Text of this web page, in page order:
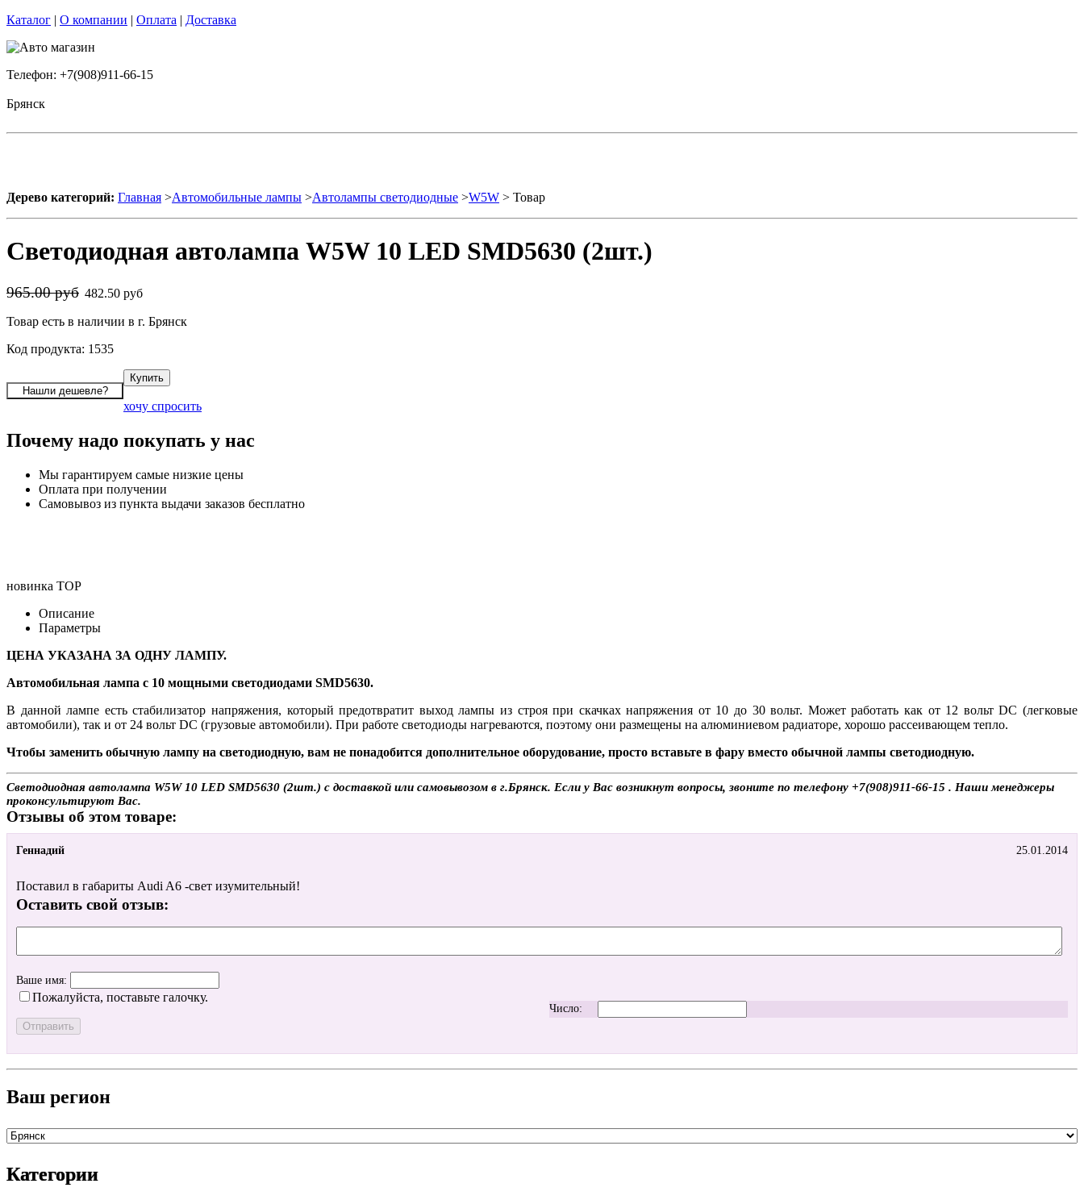
Каталог | О компании | Оплата | Доставка
Телефон: +7(908)911-66-15
Брянск
Дерево категорий: Главная >Автомобильные лампы >Автолампы светодиодные >W5W > Товар
Светодиодная автолампа W5W 10 LED SMD5630 (2шт.)
965.00 руб 482.50 руб
Товар есть в наличии в г. Брянск
Код продукта: 1535
хочу спросить
Почему надо покупать у нас
Мы гарантируем самые низкие цены
Оплата при получении
Самовывоз из пункта выдачи заказов бесплатно
новинка TOP
Описание
Параметры
ЦЕНА УКАЗАНА ЗА ОДНУ ЛАМПУ.
Автомобильная лампа с 10 мощными светодиодами SMD5630.
В данной лампе есть стабилизатор напряжения, который предотвратит выход лампы из строя при скачках напряжения от 10 до 30 вольт. Может работать как от 12 вольт DC (легковые
автомобили), так и от 24 вольт DC (грузовые автомобили). При работе светодиоды нагреваются, поэтому они размещены на алюминиевом радиаторе, хорошо рассеивающем тепло.
Чтобы заменить обычную лампу на светодиодную, вам не понадобится дополнительное оборудование, просто вставьте в фару вместо обычной лампы светодиодную.
Светодиодная автолампа W5W 10 LED SMD5630 (2шт.) с доставкой или самовывозом в г.Брянск. Если у Вас возникнут вопросы, звоните по телефону +7(908)911-66-15 . Наши менеджеры
проконсультируют Вас.
Отзывы об этом товаре:
Геннадий 25.01.2014
Поставил в габариты Audi A6 -свет изумительный!
Оставить свой отзыв:
Ваше имя:
Пожалуйста, поставьте галочку.
Число:
Ваш регион
Категории